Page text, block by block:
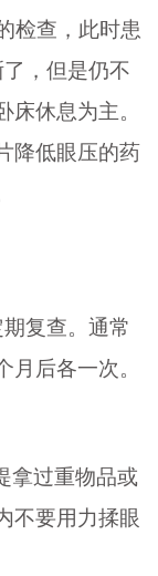
检查，此时患
，但是仍不
休息为主。
降低眼压的药
复查。通常
后各一次。
拿过重物品或
不要用力揉眼